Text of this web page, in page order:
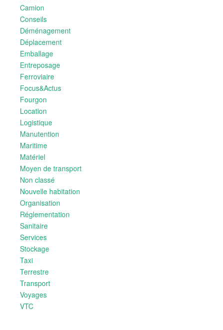
Camion
Conseils
Déménagement
Déplacement
Emballage
Entreposage
Ferroviaire
Focus&Actus
Fourgon
Location
Logistique
Manutention
Maritime
Matériel
Moyen de transport
Non classé
Nouvelle habitation
Organisation
Réglementation
Sanitaire
Services
Stockage
Taxi
Terrestre
Transport
Voyages
VTC